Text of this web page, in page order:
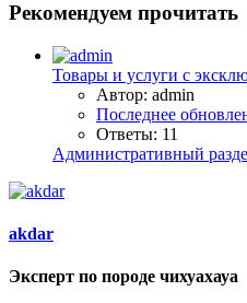
Рекомендуем прочитать
Товары и услуги с
Автор: admin
Последнее
Ответы: 11
Административный
akdar
Эксперт по породе чихуахауа